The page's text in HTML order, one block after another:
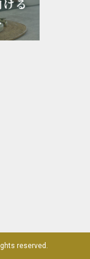
reserved.